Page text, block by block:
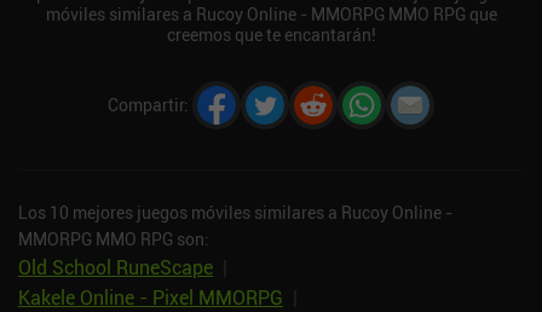
móviles similares a Rucoy Online - MMORPG MMO RPG que
creemos que te encantarán!
Compartir:
Los 10 mejores juegos móviles similares a Rucoy Online -
MMORPG MMO RPG son:
Old School RuneScape
Kakele Online - Pixel MMORPG